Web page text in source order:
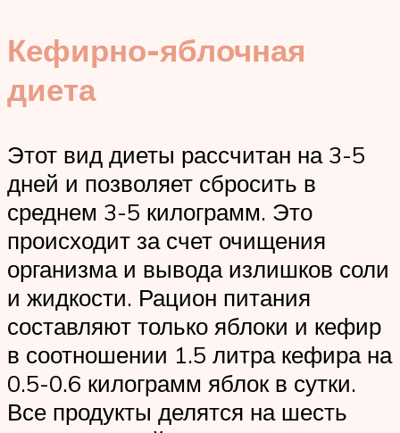
Кефирно-яблочная
диета
Этот вид диеты рассчитан на 3-5
дней и позволяет сбросить в
среднем 3-5 килограмм. Это
происходит за счет очищения
организма и вывода излишков соли
и жидкости. Рацион питания
составляют только яблоки и кефир
в соотношении 1.5 литра кефира на
0.5-0.6 килограмм яблок в сутки.
Все продукты делятся на шесть